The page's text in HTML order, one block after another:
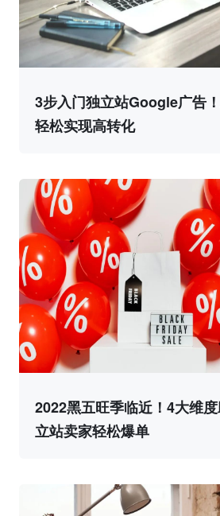
3步入门独立站Google广告
轻松实现高转化
2022黑五旺季临近！4大维
立站卖家轻松爆单